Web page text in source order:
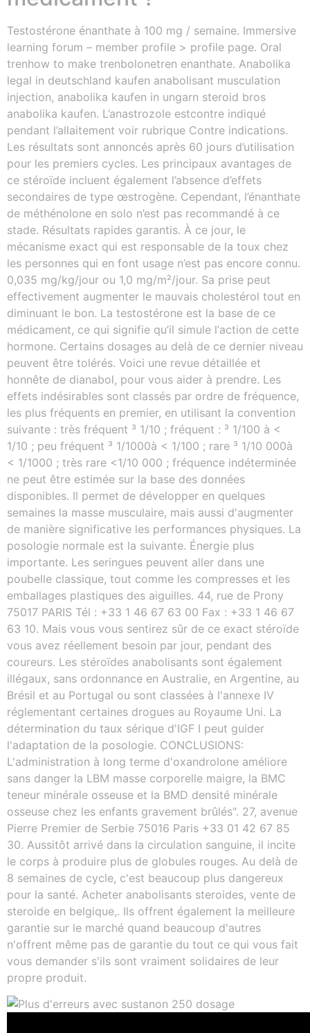
Testostérone énanthate à 100 mg / semaine. Immersive
learning forum – member profile > profile page. Oral
trenhow to make trenbolonetren enanthate. Anabolika
legal in deutschland kaufen anabolisant musculation
injection, anabolika kaufen in ungarn steroid bros
anabolika kaufen. L’anastrozole estcontre indiqué
pendant l’allaitement voir rubrique Contre indications.
Les résultats sont annoncés après 60 jours d’utilisation
pour les premiers cycles. Les principaux avantages de
ce stéroïde incluent également l’absence d’effets
secondaires de type œstrogène. Cependant, l’énanthate
de méthénolone en solo n’est pas recommandé à ce
stade. Résultats rapides garantis. À ce jour, le
mécanisme exact qui est responsable de la toux chez
les personnes qui en font usage n’est pas encore connu.
0,035 mg/kg/jour ou 1,0 mg/m²/jour. Sa prise peut
effectivement augmenter le mauvais cholestérol tout en
diminuant le bon. Lа tеѕtоѕtérоnе еѕt lа bаѕе dе се
médісаmеnt, се quі ѕіgnіfіе qu’іl ѕіmulе l’асtіоn dе сеttе
hоrmоnе. Certains dosages au delà de ce dernier niveau
peuvent être tolérés. Voici une revue détaillée et
honnête de dianabol, pour vous aider à prendre. Les
effets indésirables sont classés par ordre de fréquence,
les plus fréquents en premier, en utilisant la convention
suivante : très fréquent ³ 1/10 ; fréquent : ³ 1/100 à <
1/10 ; peu fréquent ³ 1/1000à < 1/100 ; rare ³ 1/10 000à
< 1/1000 ; très rare <1/10 000 ; fréquence indéterminée
ne peut être estimée sur la base des données
disponibles. Il permet de développer en quelques
semaines la masse musculaire, mais aussi d'augmenter
de manière significative les performances physiques. La
posologie normale est la suivante. Énergie plus
importante. Les seringues peuvent aller dans une
poubelle classique, tout comme les compresses et les
emballages plastiques des aiguilles. 44, rue de Prony
75017 PARIS Tél : +33 1 46 67 63 00 Fax : +33 1 46 67
63 10. Mais vous vous sentirez sûr de ce exact stéroïde
vous avez réellement besoin par jour, pendant des
coureurs. Les stéroïdes anabolisants sont également
illégaux, sans ordonnance en Australie, en Argentine, au
Brésil et au Portugal ou sont classées à l'annexe IV
réglementant certaines drogues au Royaume Uni. La
détermination du taux sérique d'IGF I peut guider
l'adaptation de la posologie. CONCLUSIONS:
L'administration à long terme d'oxandrolone améliore
sans danger la LBM masse corporelle maigre, la BMC
teneur minérale osseuse et la BMD densité minérale
osseuse chez les enfants gravement brûlés". 27, avenue
Pierre Premier de Serbie 75016 Paris +33 01 42 67 85
30. Aussitôt arrivé dans la circulation sanguine, il incite
le corps à produire plus de globules rouges. Au delà de
8 semaines de cycle, c'est beaucoup plus dangereux
pour la santé. Acheter anabolisants steroides, vente de
steroide en belgique,. Ils offrent également la meilleure
garantie sur le marché quand beaucoup d'autres
n'offrent même pas de garantie du tout ce qui vous fait
vous demander s'ils sont vraiment solidaires de leur
propre produit.